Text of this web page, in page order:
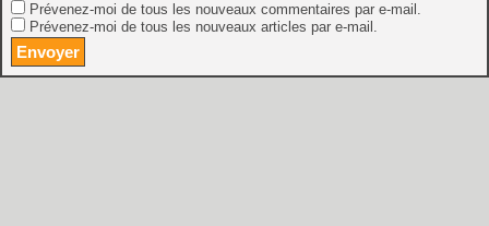
Prévenez-moi de tous les nouveaux commentaires par e-mail.
Prévenez-moi de tous les nouveaux articles par e-mail.